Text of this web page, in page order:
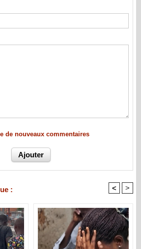
de nouveaux commentaires
: < >